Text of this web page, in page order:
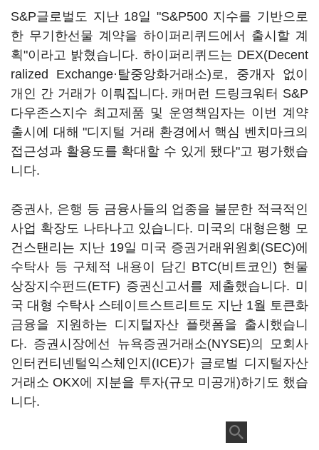
S&P글로벌도 지난 18일 "S&P500 지수를 기반으로
한 무기한선물 계약을 하이퍼리퀴드에서 출시할 계
획"이라고 밝혔습니다. 하이퍼리퀴드는 DEX(Decent
ralized Exchange·탈중앙화거래소)로, 중개자 없이
개인 간 거래가 이뤄집니다. 캐머런 드링크워터 S&P
다우존스지수 최고제품 및 운영책임자는 이번 계약
출시에 대해 "디지털 거래 환경에서 핵심 벤치마크의
접근성과 활용도를 확대할 수 있게 됐다"고 평가했습
니다.
증권사, 은행 등 금융사들의 업종을 불문한 적극적인
사업 확장도 나타나고 있습니다. 미국의 대형은행 모
건스탠리는 지난 19일 미국 증권거래위원회(SEC)에
수탁사 등 구체적 내용이 담긴 BTC(비트코인) 현물
상장지수펀드(ETF) 증권신고서를 제출했습니다. 미
국 대형 수탁사 스테이트스트리트도 지난 1월 토큰화
금융을 지원하는 디지털자산 플랫폼을 출시했습니
다. 증권시장에선 뉴욕증권거래소(NYSE)의 모회사
인터컨티넨털익스체인지(ICE)가 글로벌 디지털자산
거래소 OKX에 지분을 투자(규모 미공개)하기도 했습
니다.